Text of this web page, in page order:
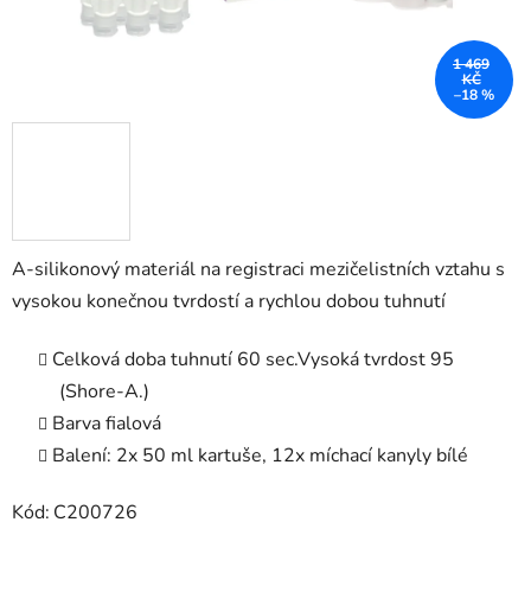
A-silikonový materiál na registraci mezičelistních vztahu s
vysokou konečnou tvrdostí a rychlou dobou tuhnutí
Celková doba tuhnutí 60 sec.Vysoká tvrdost 95
(Shore-A.)
Barva fialová
Balení: 2x 50 ml kartuše, 12x míchací kanyly bílé
Kód: C200726
1 469
KČ
–18 %